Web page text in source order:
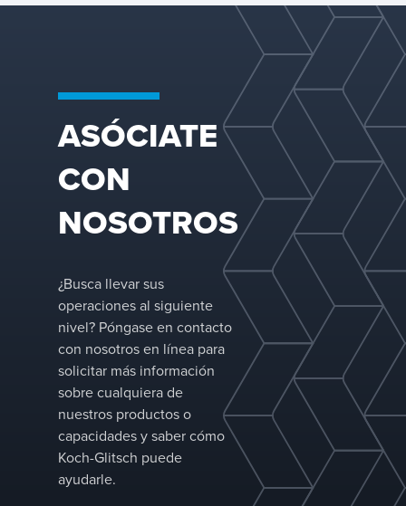
transferencia de
masa y separación
de fases están
diseñadas para
condiciones reales
de refinería, donde
el rendimiento, la
longitud del
recorrido, la
eficiencia y la
ejecución de la
rotación están bajo
presión constante.
optimizando la
calidad del
producto, el
rendimiento y el
rendimiento
operativo.
ASÓCIATE
CON
NOSOTROS
¿Busca llevar sus
operaciones al siguiente
nivel? Póngase en contacto
con nosotros en línea para
solicitar más información
sobre cualquiera de
nuestros productos o
capacidades y saber cómo
Koch-Glitsch puede
ayudarle.